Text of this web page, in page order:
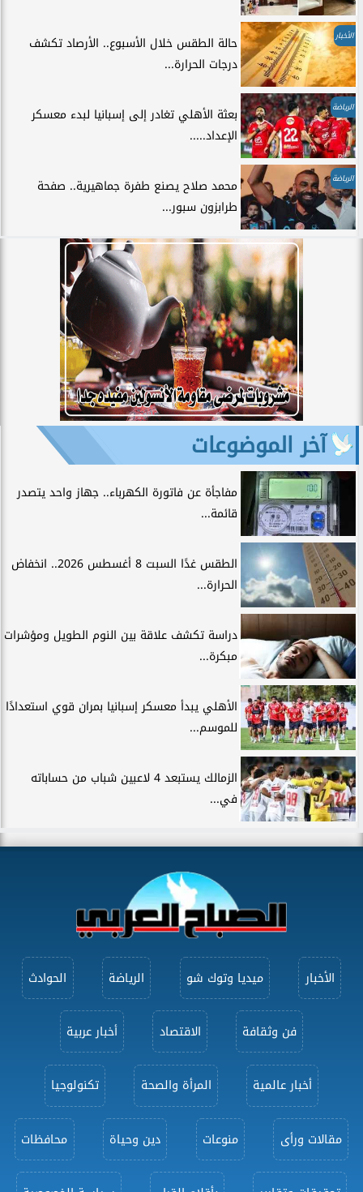
الأخبار
حالة الطقس خلال الأسبوع.. الأرصاد تكشف
درجات الحرارة...
الرياضة
بعثة الأهلي تغادر إلى إسبانيا لبدء معسكر
الإعداد.....
الرياضة
محمد صلاح يصنع طفرة جماهيرية.. صفحة
طرابزون سبور...
آخر الموضوعات
مفاجأة عن فاتورة الكهرباء.. جهاز واحد يتصدر
قائمة...
الطقس غدًا السبت 8 أغسطس 2026.. انخفاض
الحرارة...
دراسة تكشف علاقة بين النوم الطويل ومؤشرات
مبكرة...
الأهلي يبدأ معسكر إسبانيا بمران قوي استعدادًا
للموسم...
الزمالك يستبعد 4 لاعبين شباب من حساباته
في...
الأخبار ميديا وتوك شو الرياضة الحوادث
فن وثقافة الاقتصاد أخبار عربية
أخبار عالمية المرأة والصحة تكنولوجيا
مقالات ورأى منوعات دين وحياة محافظات